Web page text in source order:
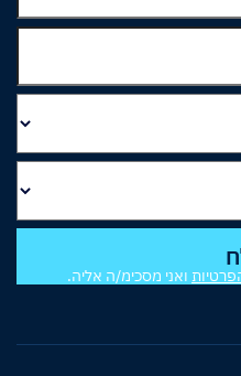
ואני מסכימ/ה אליה.